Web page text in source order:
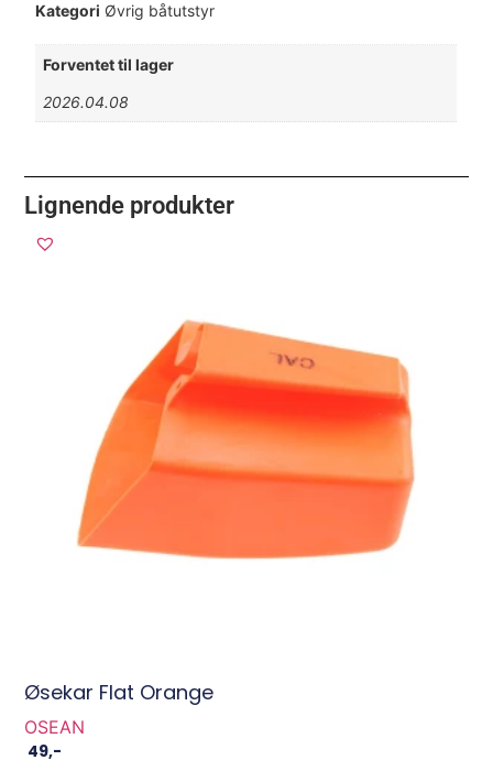
Kategori Øvrig båtutstyr
Forventet til lager
2026.04.08
Lignende produkter
Øsekar Flat Orange
OSEAN
49,-